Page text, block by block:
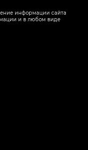
информации сайта
и в любом виде